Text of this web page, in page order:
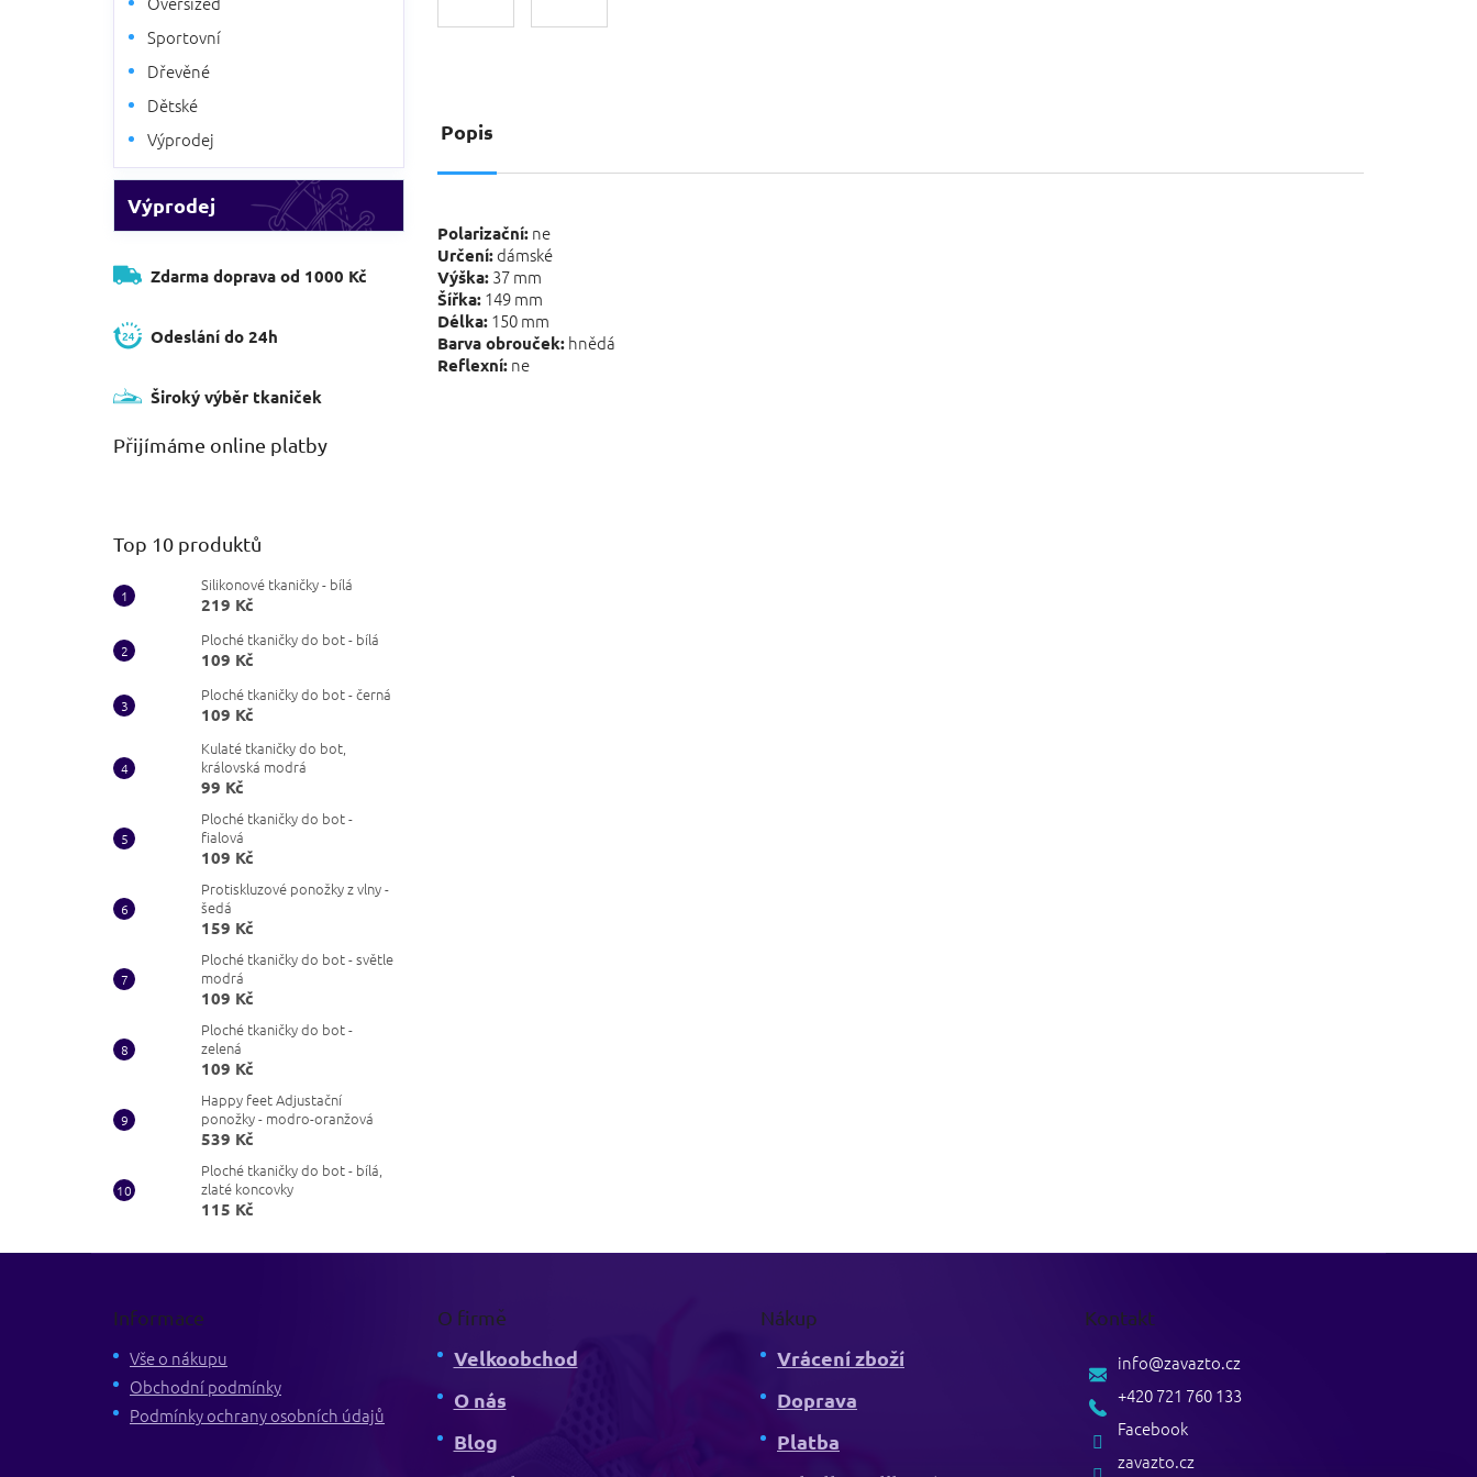
Sportovní
Dřevěné
Dětské
Výprodej
Výprodej
Zdarma doprava od 1000 Kč
Odeslání do 24h
Široký výběr tkaniček
Přijímáme online platby
Top 10 produktů
Silikonové tkaničky - bílá
219 Kč
Ploché tkaničky do bot - bílá
109 Kč
Ploché tkaničky do bot - černá
109 Kč
Kulaté tkaničky do bot,
královská modrá
99 Kč
Ploché tkaničky do bot -
fialová
109 Kč
Protiskluzové ponožky z vlny -
šedá
159 Kč
Ploché tkaničky do bot - světle
modrá
109 Kč
Ploché tkaničky do bot -
zelená
109 Kč
Happy feet Adjustační
ponožky - modro-oranžová
539 Kč
Ploché tkaničky do bot - bílá,
zlaté koncovky
115 Kč
Popis
Polarizační: ne
Určení:dámské
Výška: 37 mm
Šířka: 149 mm
Délka: 150 mm
Barva obrouček: hnědá
Reflexní: ne
Informace
Vše o nákupu
Obchodní podmínky
Podmínky ochrany osobních údajů
O firmě
Velkoobchod
O nás
Blog
Nákup
Vrácení zboží
Doprava
Platba
Kontakt
zavazto.cz
info@zavazto.cz
+420 721 760 133
Facebook